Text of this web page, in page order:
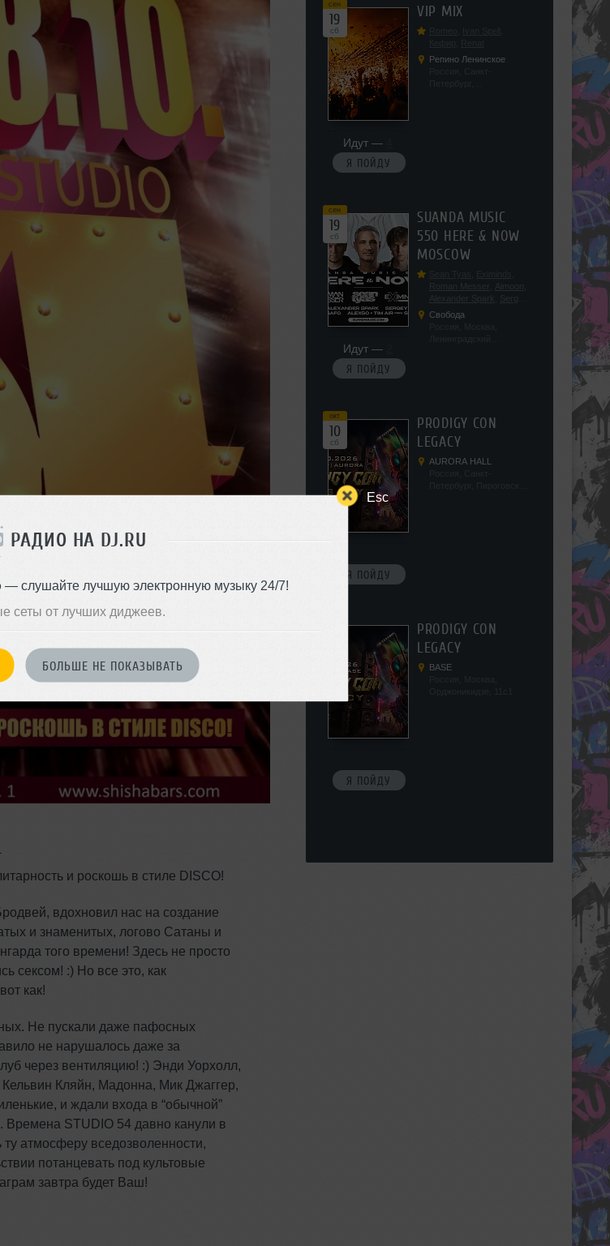
Esc
РАДИО НА DJ.RU
— слушайте лучшую электронную музыку 24/7!
сеты от лучших диджеев.
БОЛЬШЕ НЕ ПОКАЗЫВАТЬ
и роскошь в стиле DISCO!
вдохновил нас на создание
и знаменитых, логово Сатаны и
того времени! Здесь не просто
сексом! :) Но все это, как
как!
Не пускали даже пафосных
не нарушалось даже за
через вентиляцию! :) Энди Уорхолл,
Кляйн, Мадонна, Мик Джаггер,
и ждали входа в “обычной”
Времена STUDIO 54 давно канули в
атмосферу вседозволенности,
потанцевать под культовые
завтра будет Ваш!
сен
19
сб
Идут —
Я ПОЙДУ
VIP MIX
Репино Ленинское
сен
19
сб
Идут —
Я ПОЙДУ
SUANDA MUSIC
550 HERE & NOW
MOSCOW
Roman Messer
Aimoon
Alexander Spark
Sergey
Salekhov
AlexSo ,
Свобода
окт
10
сб
Я ПОЙДУ
PRODIGY CON
LEGACY
AURORA HALL
Я ПОЙДУ
PRODIGY CON
LEGACY
BASE